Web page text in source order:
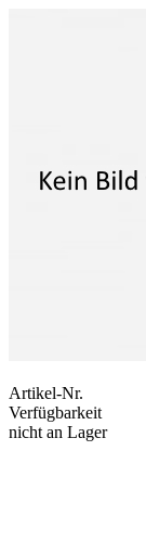
Artikel-Nr.
Verfügbarkeit
nicht an Lager